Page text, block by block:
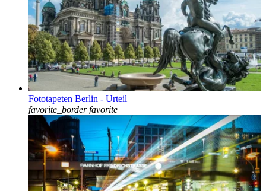
Fototapeten Berlin - Urteil
favorite_border favorite